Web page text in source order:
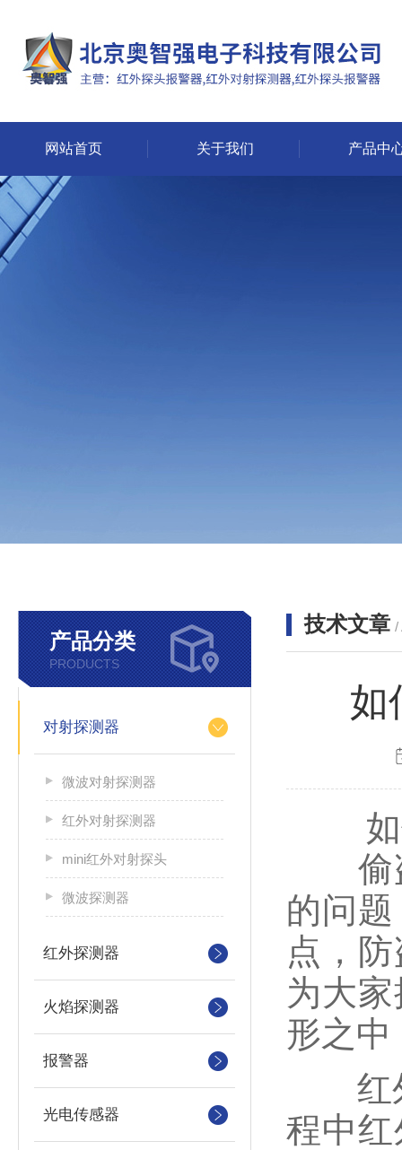
网站首页 关于我们 产品中
产品分类
PRODUCTS
对射探测器
微波对射探测器
红外对射探测器
mini红外对射探头
微波探测器
红外探测器
火焰探测器
报警器
光电传感器
技术文章 /
如
如何
偷盗
的问
点，
为大
形之中
红外
程中